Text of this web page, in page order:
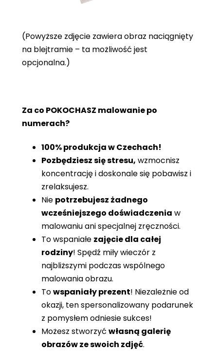
(Powyższe zdjęcie zawiera obraz naciągnięty
na blejtramie – ta możliwość jest
opcjonalna.)
Za co POKOCHASZ malowanie po
numerach?
100% produkcja w Czechach!
Pozbędziesz się stresu, wzmocnisz
koncentrację i doskonale się pobawisz i
zrelaksujesz.
Nie potrzebujesz żadnego
wcześniejszego doświadczenia w
malowaniu ani specjalnej zręczności.
To wspaniałe zajęcie dla całej
rodziny! Spędź miły wieczór z
najbliższymi podczas wspólnego
malowania obrazu.
Towspaniały prezent! Niezależnie od
okazji, ten spersonalizowany podarunek
z pomysłem odniesie sukces!
Możesz stworzyć własną galerię
obrazów ze swoich zdjęć.